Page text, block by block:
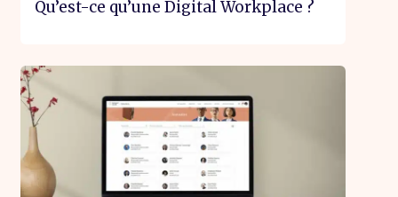
Qu’est-ce qu’une Digital Workplace ?